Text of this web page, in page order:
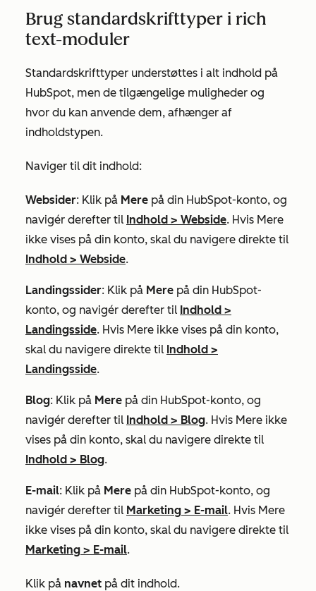
Brug standardskrifttyper i rich
text-moduler
Standardskrifttyper understøttes i alt indhold på
HubSpot, men de tilgængelige muligheder og
hvor du kan anvende dem, afhænger af
indholdstypen.
Naviger til dit indhold:
Websider: Klik på Mere på din HubSpot-konto, og
navigér derefter til Indhold > Webside. Hvis Mere
ikke vises på din konto, skal du navigere direkte til
Indhold > Webside.
Landingssider: Klik på Mere på din HubSpot-
konto, og navigér derefter til Indhold >
Landingsside. Hvis Mere ikke vises på din konto,
skal du navigere direkte til Indhold >
Landingsside.
Blog: Klik på Mere på din HubSpot-konto, og
navigér derefter til Indhold > Blog. Hvis Mere ikke
vises på din konto, skal du navigere direkte til
Indhold > Blog.
E-mail: Klik på Mere på din HubSpot-konto, og
navigér derefter til Marketing > E-mail. Hvis Mere
ikke vises på din konto, skal du navigere direkte til
Marketing > E-mail.
Klik på navnet på dit indhold.